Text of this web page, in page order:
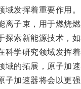
发挥着重要作用。
子束，用于燃烧燃
新能源技术，如
学研究领域发挥着
的拓展，原子加速
加速器将会以更强